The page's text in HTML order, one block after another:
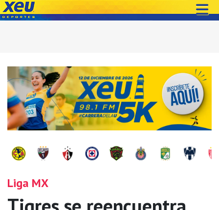
Liga MX